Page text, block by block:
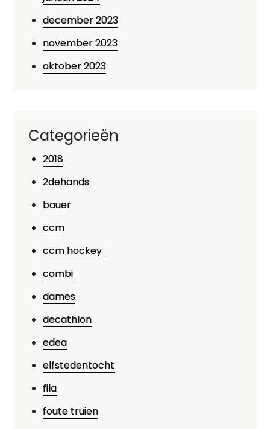
december 2023
november 2023
oktober 2023
Categorieën
2018
2dehands
bauer
ccm
ccm hockey
combi
dames
decathlon
edea
elfstedentocht
fila
foute truien